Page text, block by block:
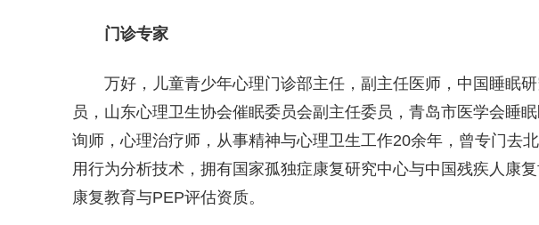
门诊专家
万好，儿童青少年心理门诊部主任，副主任医师，中国睡眠
员，山东心理卫生协会催眠委员会副主任委员，青岛市医学会睡
询师，心理治疗师，从事精神与心理卫生工作20余年，曾专门去
用行为分析技术，拥有国家孤独症康复研究中心与中国残疾人康
康复教育与PEP评估资质。